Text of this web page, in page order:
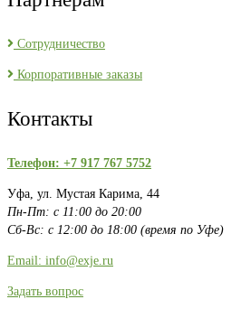
Сотрудничество
Корпоративные заказы
Контакты
Телефон: +7 917 767 5752
Уфа, ул. Мустая Карима, 44
Пн-Пт: с 11:00 до 20:00
Сб-Вс: с 12:00 до 18:00 (время по Уфе)
Email: info@exje.ru
Задать вопрос